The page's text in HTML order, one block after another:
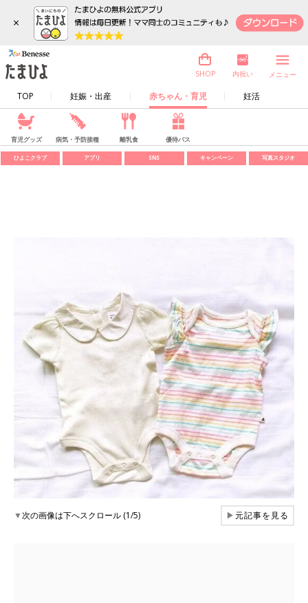
×
TOP 妊娠・出産 赤ちゃん・育児 妊活
SHOP 内祝い メニュー
育児グッズ 病気・予防接種 離乳食 優待パス
ひよこクラブ アプリ SNS キャンペーン 写真スタジオ
▼次の画像は下へスクロール (1/5) ▶元記事を見る